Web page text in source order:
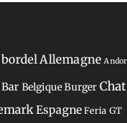
Allemagne
Bar BelgiqueBurger Chat
Espagne Feria GT